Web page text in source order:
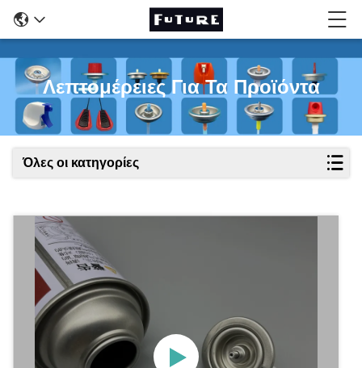
Λεπτομέρειες Για Τα Προϊόντα
Όλες οι κατηγορίες